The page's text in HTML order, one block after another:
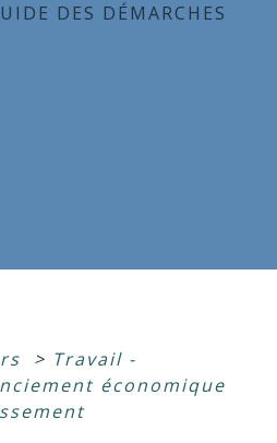
DES DÉMARCHES
> Travail -
économique